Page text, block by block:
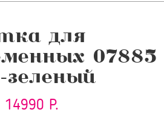
для
07885
зеленый
14990 Р.